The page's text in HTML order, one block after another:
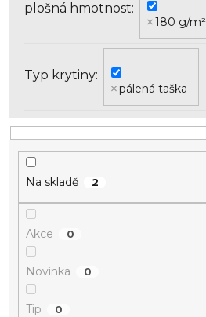
plošná hmotnost
180 g/m²
Typ krytiny
pálená taška
Na skladě 2
Akce 0
Novinka 0
Tip 0